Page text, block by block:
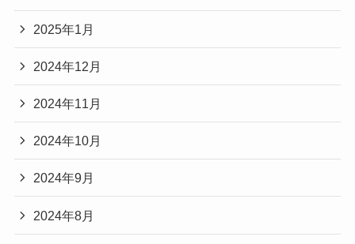
2025年1月
2024年12月
2024年11月
2024年10月
2024年9月
2024年8月